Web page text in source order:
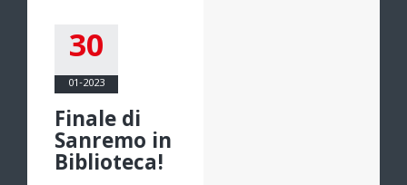
30
01-2023
Finale di
Sanremo in
Biblioteca!